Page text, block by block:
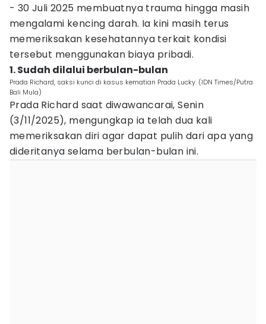
- 30 Juli 2025 membuatnya trauma hingga masih
mengalami kencing darah. Ia kini masih terus
memeriksakan kesehatannya terkait kondisi
tersebut menggunakan biaya pribadi.
1. Sudah dilalui berbulan-bulan
Prada Richard, saksi kunci di kasus kematian Prada Lucky. (IDN Times/Putra
Bali Mula)
Prada Richard saat diwawancarai, Senin
(3/11/2025), mengungkap ia telah dua kali
memeriksakan diri agar dapat pulih dari apa yang
dideritanya selama berbulan-bulan ini.